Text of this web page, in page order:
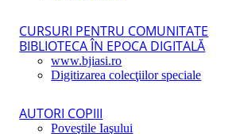
CURSURI PENTRU COMUNITATE
BIBLIOTECA ÎN EPOCA DIGITALĂ
www.bjiasi.ro
Digitizarea colecţiilor speciale
AUTORI COPIII
Poveştile Iaşului